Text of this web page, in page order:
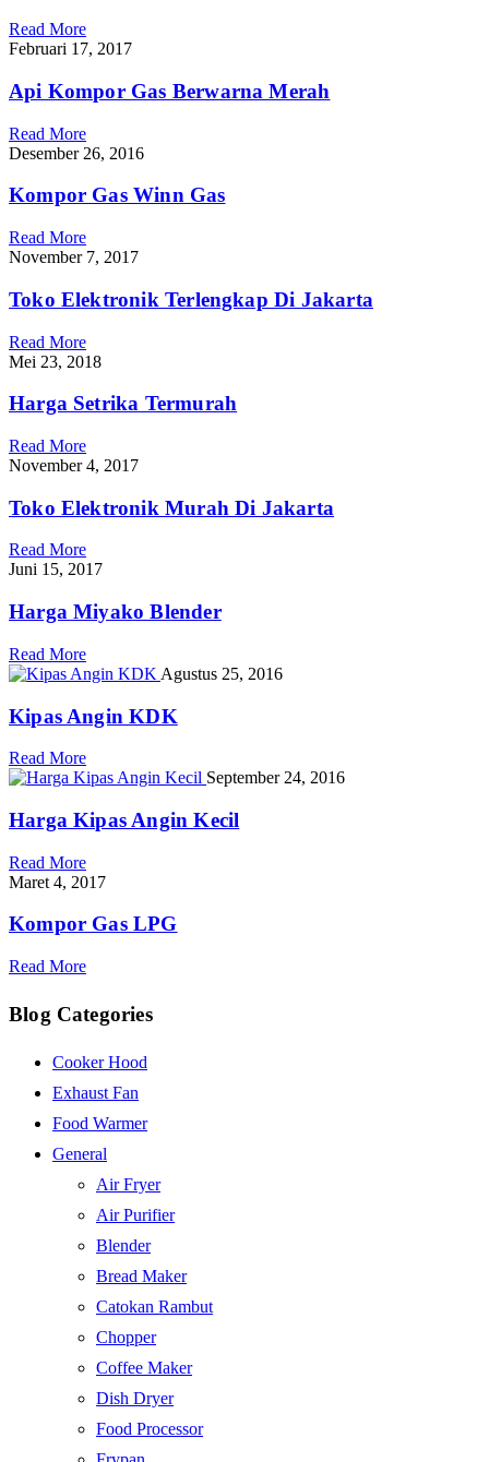
Read More
Februari 17, 2017
Api Kompor Gas Berwarna Merah
Read More
Desember 26, 2016
Kompor Gas Winn Gas
Read More
November 7, 2017
Toko Elektronik Terlengkap Di Jakarta
Read More
Mei 23, 2018
Harga Setrika Termurah
Read More
November 4, 2017
Toko Elektronik Murah Di Jakarta
Read More
Juni 15, 2017
Harga Miyako Blender
Read More
Agustus 25, 2016
Kipas Angin KDK
Read More
September 24, 2016
Harga Kipas Angin Kecil
Read More
Maret 4, 2017
Kompor Gas LPG
Read More
Blog Categories
Cooker Hood
Exhaust Fan
Food Warmer
General
Air Fryer
Air Purifier
Blender
Bread Maker
Catokan Rambut
Chopper
Coffee Maker
Dish Dryer
Food Processor